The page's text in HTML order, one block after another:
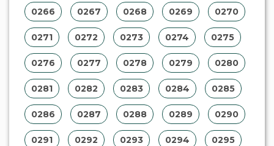
0266 0267 0268 0269 0270
0271 0272 0273 0274 0275
0276 0277 0278 0279 0280
0281 0282 0283 0284 0285
0286 0287 0288 0289 0290
0291 0292 0293 0294 0295